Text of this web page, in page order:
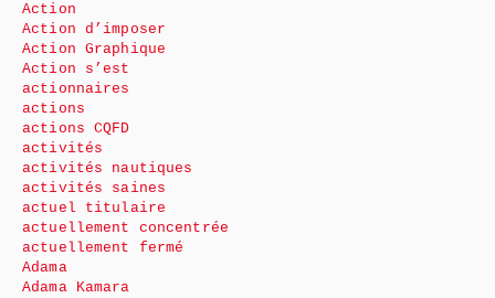
Action
Action d’imposer
Action Graphique
Action s’est
actionnaires
actions
actions CQFD
activités
activités nautiques
activités saines
actuel titulaire
actuellement concentrée
actuellement fermé
Adama
Adama Kamara